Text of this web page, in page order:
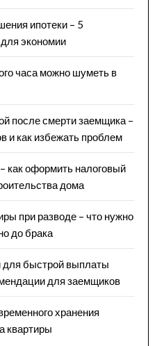
ипотеки – 5
экономии
часа можно шуметь в
после смерти заемщика –
и как избежать проблем
как оформить налоговый
дома
при разводе – что нужно
до брака
для быстрой выплаты
для заемщиков
хранения
квартиры